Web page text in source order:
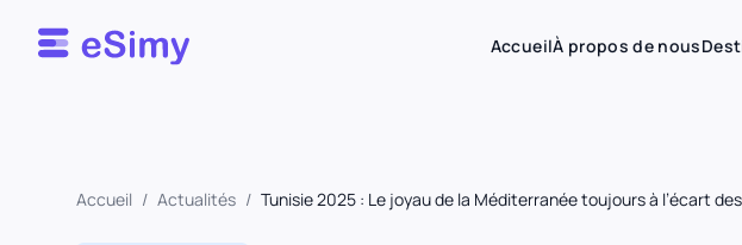
Esimy AccueilÀ propos de nous
Accueil / Actualités / Tunisie 2025 : Le joyau de la Méditerranée toujours à l’écart